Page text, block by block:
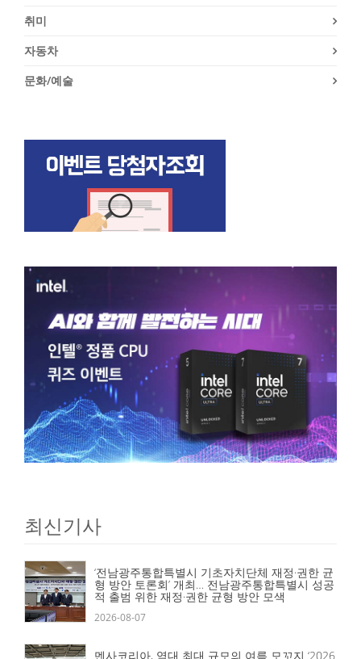
취미
자동차
문화/예술
최신기사
‘전남광주통합특별시 기초자치단체 재정·권한 균
형 방안 토론회’ 개최… 전남광주통합특별시 성공
적 출범 위한 재정·권한 균형 방안 모색
2026-08-07
멘사코리아, 역대 최대 규모의 여름 모꼬지 ‘2026